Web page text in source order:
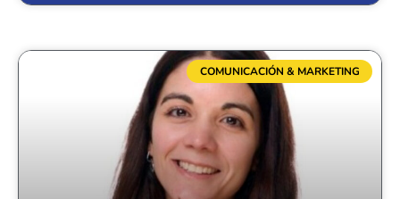
COMUNICACIÓN & MARKETING